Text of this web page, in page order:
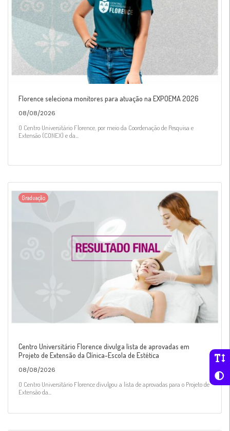
Florence seleciona monitores para atuação na EXPOEMA 2026
08/08/2026
O Centro Universitário Florence, por meio da Coordenação de Pesquisa e
Extensão (CONEX) e da...
Graduação
Centro Universitário Florence divulga lista de aprovadas em
Projeto de Extensão da Clínica-Escola de Estética
08/08/2026
O Centro Universitário Florence divulgou a lista de aprovadas para o Projeto de
Extensão da...